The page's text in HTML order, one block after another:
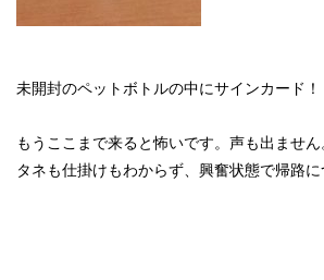
未開封のペットボトルの中にサインカード！
もうここまで来ると怖いです。声も出ません
タネも仕掛けもわからず、興奮状態で帰路に